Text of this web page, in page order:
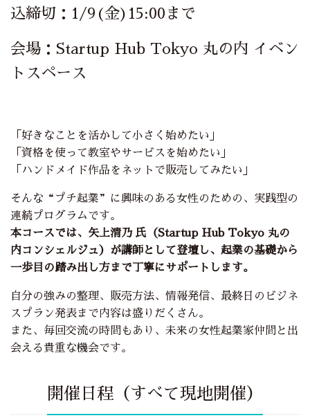
込締切：1/9(金)15:00まで
会場：Startup Hub Tokyo 丸の内 イベン
トスペース
「好きなことを活かして小さく始めたい」
「資格を使って教室やサービスを始めたい」
「ハンドメイド作品をネットで販売してみたい」
そんな“プチ起業”に興味のある女性のための、実践型の
連続プログラムです。
本コースでは、矢上清乃 氏（Startup Hub Tokyo 丸の
内コンシェルジュ）が講師として登壇し、起業の基礎から
一歩目の踏み出し方まで丁寧にサポートします。
自分の強みの整理、販売方法、情報発信、最終日のビジネ
スプラン発表まで内容は盛りだくさん。
また、毎回交流の時間もあり、未来の女性起業家仲間と出
会える貴重な機会です。
開催日程（すべて現地開催）